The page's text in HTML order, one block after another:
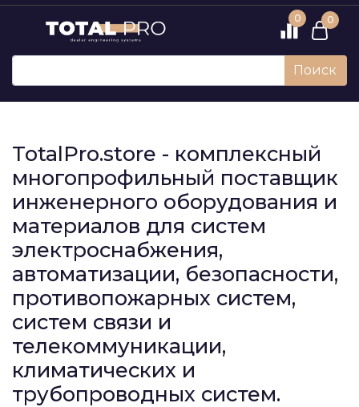
0 0
Поиск
TotalPro.store - комплексный
многопрофильный поставщик
инженерного оборудования и
материалов для систем
электроснабжения,
автоматизации, безопасности,
противопожарных систем,
систем связи и
телекоммуникации,
климатических и
трубопроводных систем.